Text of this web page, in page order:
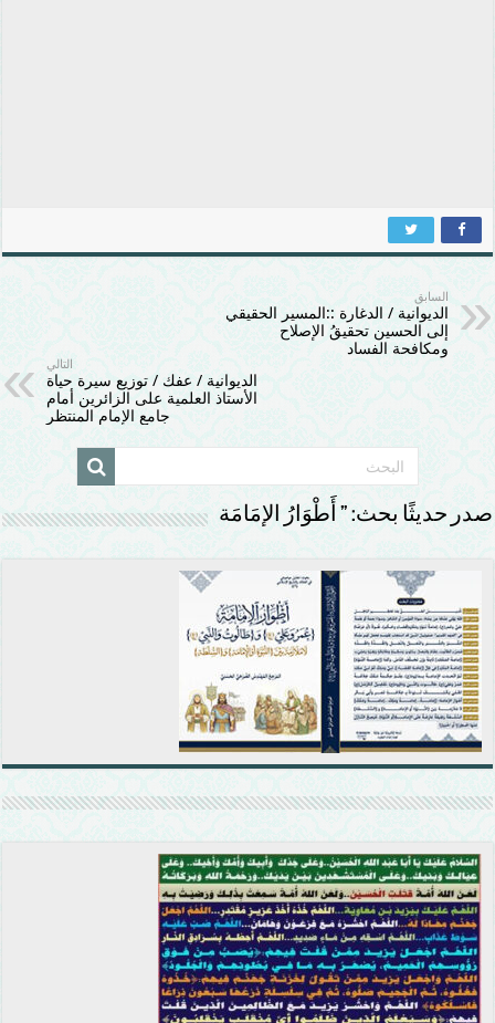
السابق
الديوانية / الدغارة ::المسير الحقيقي
إلى الحسين تحقيقُ الإصلاح
ومكافحة الفساد
التالي
الديوانية / عفك / توزيع سيرة حياة
الأستاذ العلمية على الزائرين أمام
جامع الإمام المنتظر
صدر حديثًا بحث: ” أَطْوَارُ الإمَامَة